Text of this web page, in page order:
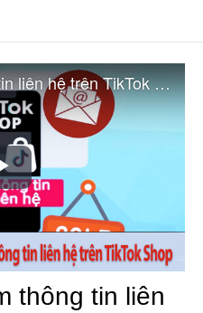
Play
Video
Hướng dẫn thêm thông tin liên hệ trên TikTok Shop
thông tin liên